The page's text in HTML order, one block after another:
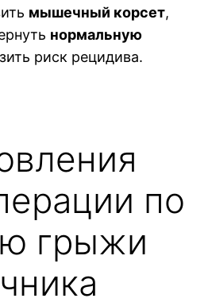
мышечный корсет,
нормальную
риск рецидива.
по
грыжи